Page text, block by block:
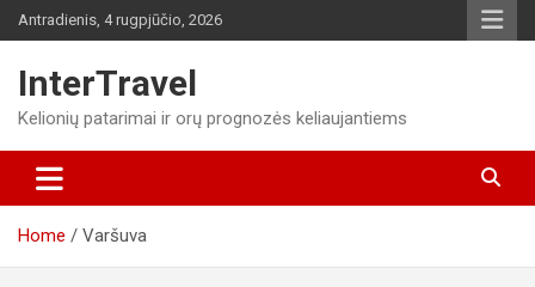
Skip
to
Antradienis, 4 rugpjūčio, 2026
InterTravel
Kelionių patarimai ir orų prognozės keliaujantiems
Home Varšuva